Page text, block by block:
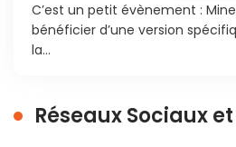
C’est un petit évènement :
bénéficier d’une version
la...
Réseaux Sociaux